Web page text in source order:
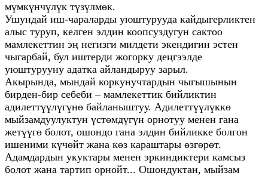
мүмкүнчүлүк түзүлмөк.
Ушундай иш-чараларды уюштурууда кайдыгерликтен
алыс туруп, келген элдин коопсуздугун сактоо
мамлекеттин эң негизги милдети экендигин эстен
чыгарбай, бул иштерди жогорку деңгээлде
уюштурууну адатка айландыруу зарыл.
Акырында, мындай коркунучтардын чыгышынын
бирден-бир себеби – мамлекеттик бийликтин
адилеттүүлүгүнө байланыштуу. Адилеттүүлүккө
мыйзамдуулуктун үстөмдүгүн орнотуу менен гана
жетүүгө болот, ошондо гана элдин бийликке болгон
ишеними күчөйт жана көз караштары өзгөрөт.
Адамдардын укуктары менен эркиндиктери камсыз
болот жана тартип орнойт... Ошондуктан, мыйзам